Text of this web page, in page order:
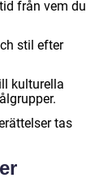
från vem du
stil efter
kulturella
tas